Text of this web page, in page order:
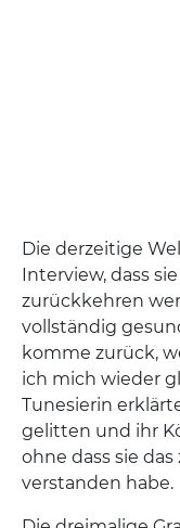
Die derzeitige
Interview, dass
zurückkehren
vollständig
komme zurück,
ich mich wieder
Tunesierin
gelitten und ihr
ohne dass sie
verstanden habe.